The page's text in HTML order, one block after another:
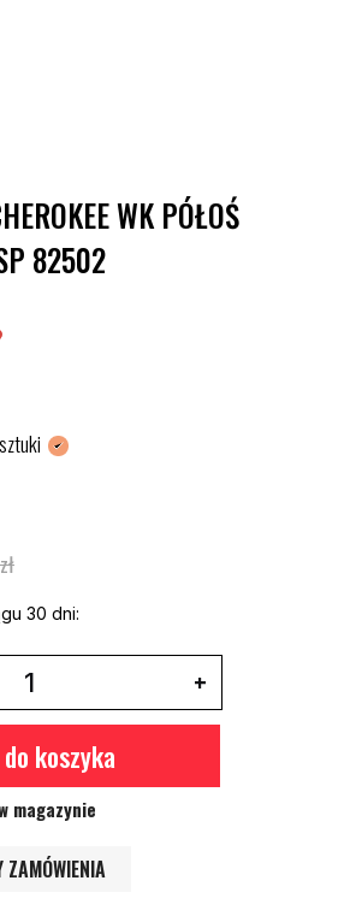
WK PÓŁOŚ
82502
30 dni:
koszyka
magazynie
ZAMÓWIENIA